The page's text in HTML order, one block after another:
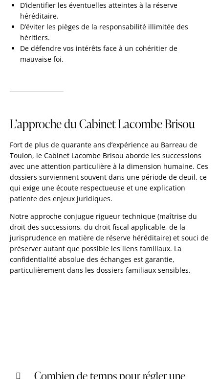
D’identifier les éventuelles atteintes à la réserve
héréditaire.
D’éviter les pièges de la responsabilité illimitée des
héritiers.
De défendre vos intérêts face à un cohéritier de
mauvaise foi.
L’approche du Cabinet Lacombe Brisou
Fort de plus de quarante ans d’expérience au Barreau de
Toulon, le Cabinet Lacombe Brisou aborde les successions
avec une attention particulière à la dimension humaine. Ces
dossiers surviennent souvent dans une période de deuil, ce
qui exige une écoute respectueuse et une explication
patiente des enjeux juridiques.
Notre approche conjugue rigueur technique (maîtrise du
droit des successions, du droit fiscal applicable, de la
jurisprudence en matière de réserve héréditaire) et souci de
préserver autant que possible les liens familiaux. La
confidentialité absolue des échanges est garantie,
particulièrement dans les dossiers familiaux sensibles.
Combien de temps pour régler une